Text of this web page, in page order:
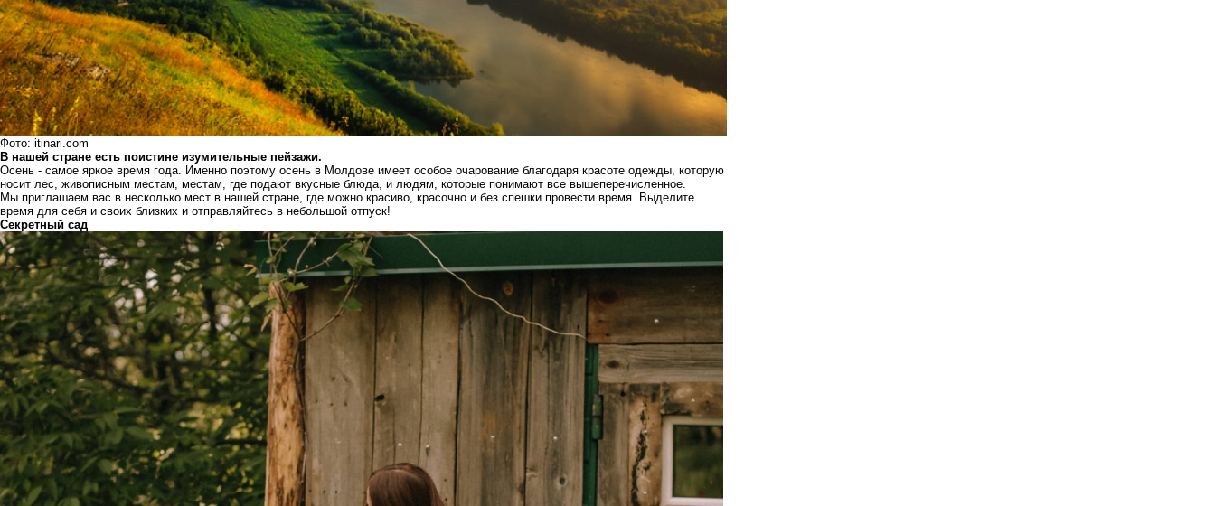
Фото: itinari.com
В нашей стране есть поистине изумительные пейзажи.
Осень - самое яркое время года. Именно поэтому осень в Молдове имеет особое очарование благодаря красоте одежды, которую
носит лес, живописным местам, местам, где подают вкусные блюда, и людям, которые понимают все вышеперечисленное.
Мы приглашаем вас в несколько мест в нашей стране, где можно красиво, красочно и без спешки провести время. Выделите
время для себя и своих близких и отправляйтесь в небольшой отпуск!
Секретный сад